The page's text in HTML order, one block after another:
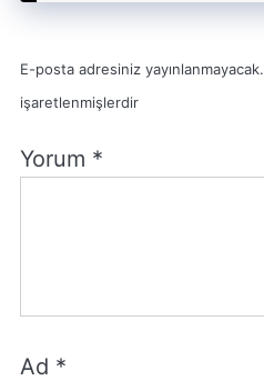
E-posta adresiniz yayınlanmayacak.
işaretlenmişlerdir
Yorum *
Ad *